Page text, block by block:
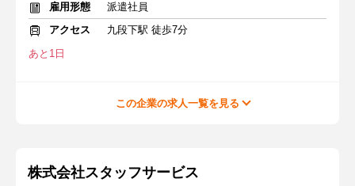
雇用形態
派遣社員
アクセス
九段下駅 徒歩7分
あと1日
この企業の求人一覧を見る
株式会社スタッフサービス